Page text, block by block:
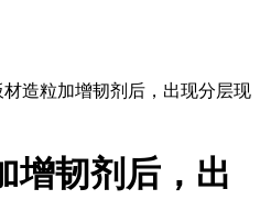
材造粒加增韧剂后，出现分层现
增韧剂后，出